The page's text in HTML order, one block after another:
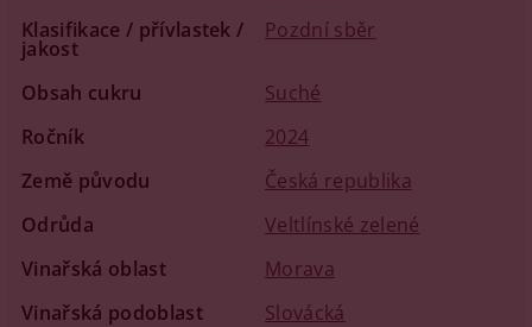
Klasifikace / přívlastek /
jakost
Pozdní sběr
Obsah cukru
Suché
Ročník
2024
Země původu
Česká republika
Odrůda
Veltlínské zelené
Vinařská oblast
Morava
Vinařská podoblast
Slovácká